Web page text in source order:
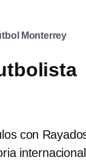
Monterrey
con